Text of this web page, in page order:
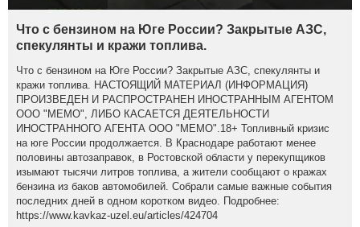
Что с бензином на Юге России? Закрытые АЗС,
спекулянты и кражи топлива.
Что с бензином на Юге России? Закрытые АЗС, спекулянты и
кражи топлива. НАСТОЯЩИЙ МАТЕРИАЛ (ИНФОРМАЦИЯ)
ПРОИЗВЕДЕН И РАСПРОСТРАНЕН ИНОСТРАННЫМ АГЕНТОМ
ООО "МЕМО", ЛИБО КАСАЕТСЯ ДЕЯТЕЛЬНОСТИ
ИНОСТРАННОГО АГЕНТА ООО "МЕМО".18+ Топливный кризис
на юге России продолжается. В Краснодаре работают менее
половины автозаправок, в Ростовской области у перекупщиков
изымают тысячи литров топлива, а жители сообщают о кражах
бензина из баков автомобилей. Собрали самые важные события
последних дней в одном коротком видео. Подробнее:
https://www.kavkaz-uzel.eu/articles/424704